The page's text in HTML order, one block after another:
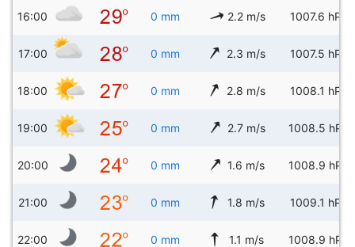
16:00 0 mm 2.2 m/s 1007.6 hPa
17:00 0 mm 2.3 m/s 1007.5 hPa
18:00 0 mm 2.8 m/s 1008.1 hPa
19:00 0 mm 2.7 m/s 1008.5 hPa
20:00 0 mm 1.6 m/s 1008.9 hPa
21:00 0 mm 1.8 m/s 1009.1 hPa
22:00 0 mm 1.1 m/s 1008.9 hPa